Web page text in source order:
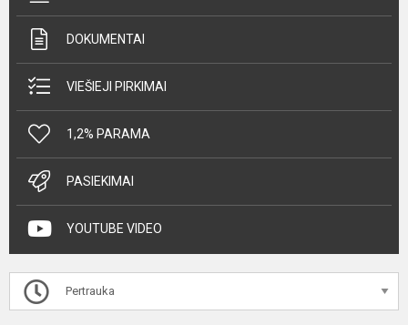
DOKUMENTAI
VIEŠIEJI PIRKIMAI
1,2% PARAMA
PASIEKIMAI
YOUTUBE VIDEO
Pertrauka